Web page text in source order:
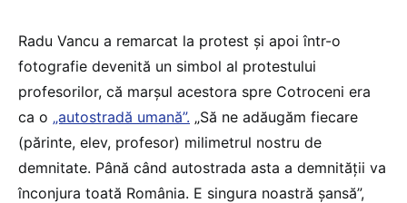
Radu Vancu a remarcat la protest și apoi într-o
fotografie devenită un simbol al protestului
profesorilor, că marșul acestora spre Cotroceni era
ca o „autostradă umană”. „Să ne adăugăm fiecare
(părinte, elev, profesor) milimetrul nostru de
demnitate. Până când autostrada asta a demnității va
înconjura toată România. E singura noastră șansă”,